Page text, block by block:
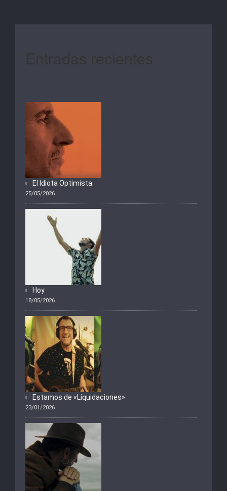
El Idiota Optimista
25/05/2026
Hoy
18/05/2026
Estamos de «Liquidaciones»
23/01/2026